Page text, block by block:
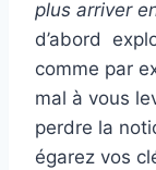
plus arriver
d’abord
comme par
mal à vous
perdre la
égarez vos